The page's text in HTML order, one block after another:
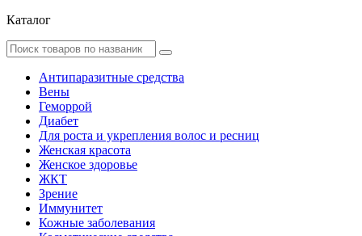
Каталог
Антипаразитные средства
Вены
Геморрой
Диабет
Для роста и укрепления волос и ресниц
Женская красота
Женское здоровье
ЖКТ
Зрение
Иммунитет
Кожные заболевания